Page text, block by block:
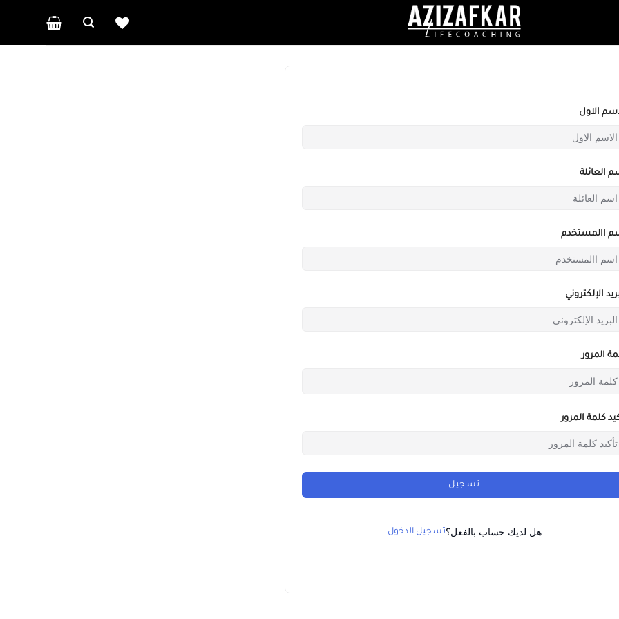
الاول
العائلة
االمستخدم
الإلكتروني
المرور
كلمة المرور
تسجيل
هل لديك حساب بالفعل؟تسجيل الدخول